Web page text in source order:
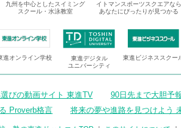
九州を中心としたスイミング
スクール・水泳教室
イトマンスポーツスクエアなら
あなたにぴったりが見つかる
進オンライン学校
東進デジタル
ユニバーシティ
東進ビジネススクー
びの動画サイト 東進TV 90日先まで大胆予
Proverb格言
将来の夢や進路を見つけよう